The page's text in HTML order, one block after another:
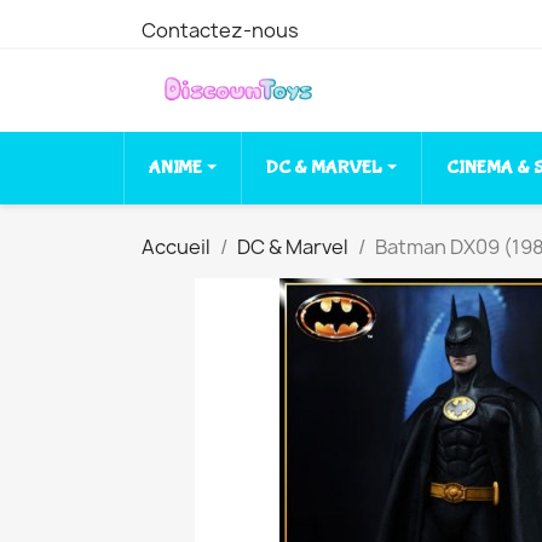
Contactez-nous
ANIME DC & MARVEL CINEMA &
Accueil DC & Marvel Batman DX09